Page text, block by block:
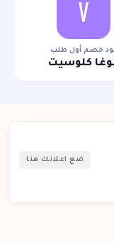
خصم أول طلب
كلوسيت
ضع اعلانك هنا